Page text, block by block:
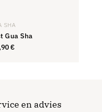
SHA
Gua Sha
€
en advies